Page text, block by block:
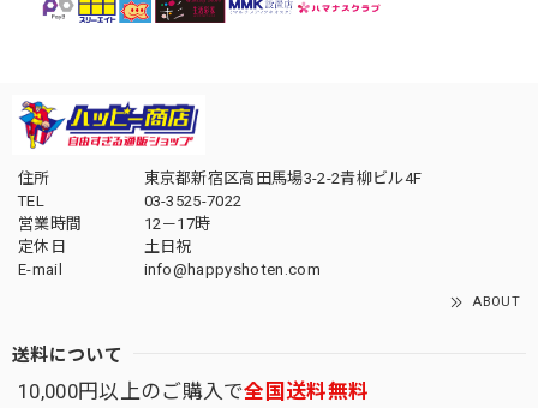
住所
東京都新宿区高田馬場3-2-2青柳ビル4F
TEL
03-3525-7022
営業時間
12－17時
定休日
土日祝
E-mail
info@happyshoten.com
ABOUT
送料について
10,000円以上のご購入で全国送料無料